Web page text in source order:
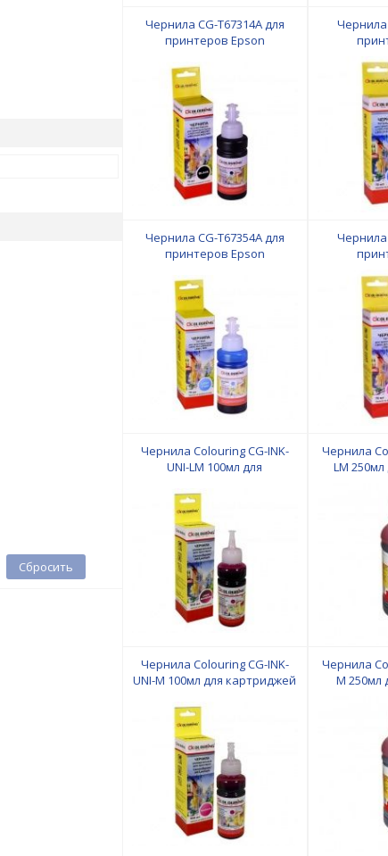
Сбросить
Чернила CG-T67314A для
принтеров Epson
на водной основе Black 70
мл Colouring
Чернила
L100/L210/
на водной
Чернила CG-T67354A для
принтеров Epson
водной основе Light Cyan 70
мл Colouring
Чернила
основе
Чернила Colouring CG-INK-
UNI-LM 100мл для
Canon/Epson/HP/Lexmark
Чернила
LM
Чернила Colouring CG-INK-
UNI-M 100мл для картриджей
Чернила
M 250мл